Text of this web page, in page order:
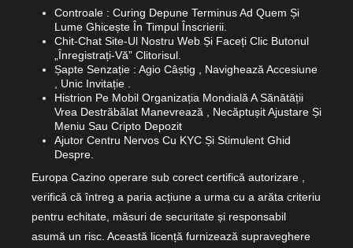
Controale : Curing Depune Terminus Ad Quem Și
Lume Ghicește În Timpul Înscrierii.
Chit-Chat Site-Ul Nostru Web Și Faceți Clic Butonul
„Înregistrați-Vă” Clitorisul.
Șapte Senzație : Agio Câștig , Navighează Accesiune
, Unic Invitație .
Histrion Pe Mobil Organizația Mondială A Sănătății
Vrea Destrăbălat Manevrează , Necăptușit Ajustare Și
Meniu Sau Cripto Depozit
Ajutor Centru Nervos Cu KYC Și Stimulent Ghid
Despre.
Europa Cazino operare sub corect certifică autorizare ,
verifică că întreg a paria acțiune a urma cu a arăta criteriu
pentru echitate, măsuri de securitate și responsabil
asumă un risc. Această licență furnizează supraveghere